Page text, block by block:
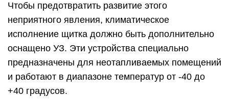
Чтобы предотвратить развитие этого
неприятного явления, климатическое
исполнение щитка должно быть дополнительно
оснащено УЗ. Эти устройства специально
предназначены для неотапливаемых помещений
и работают в диапазоне температур от -40 до
+40 градусов.